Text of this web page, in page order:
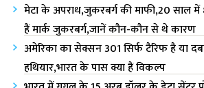
मेटा के अपराध,जुकरबर्ग की माफी,20 साल में
हैं मार्क जुकरबर्ग,जानें कौन-कौन से थे कारण
अमेरिका का सेक्सन 301 सिर्फ टैरिफ है या
हथियार,भारत के पास क्या हैं विकल्प